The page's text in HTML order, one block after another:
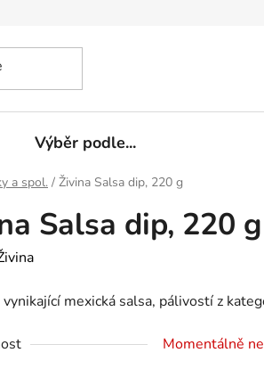
Výběr podle...
a spol. / Živina Salsa dip, 220 g
Salsa dip, 220 g
mexická salsa, pálivostí z
Momentálně